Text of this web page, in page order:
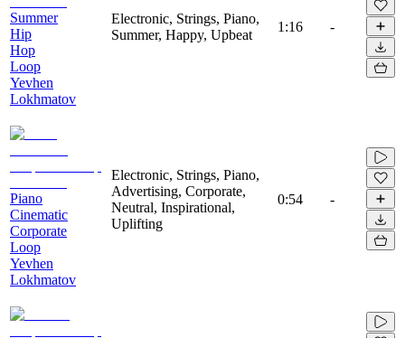
Summer
Hip
Hop
Loop
Yevhen
Lokhmatov
Electronic, Strings, Piano,
Summer, Happy, Upbeat
1:16 -
Piano
Cinematic
Corporate
Loop
Yevhen
Lokhmatov
Electronic, Strings, Piano,
Advertising, Corporate,
Neutral, Inspirational,
Uplifting
0:54 -